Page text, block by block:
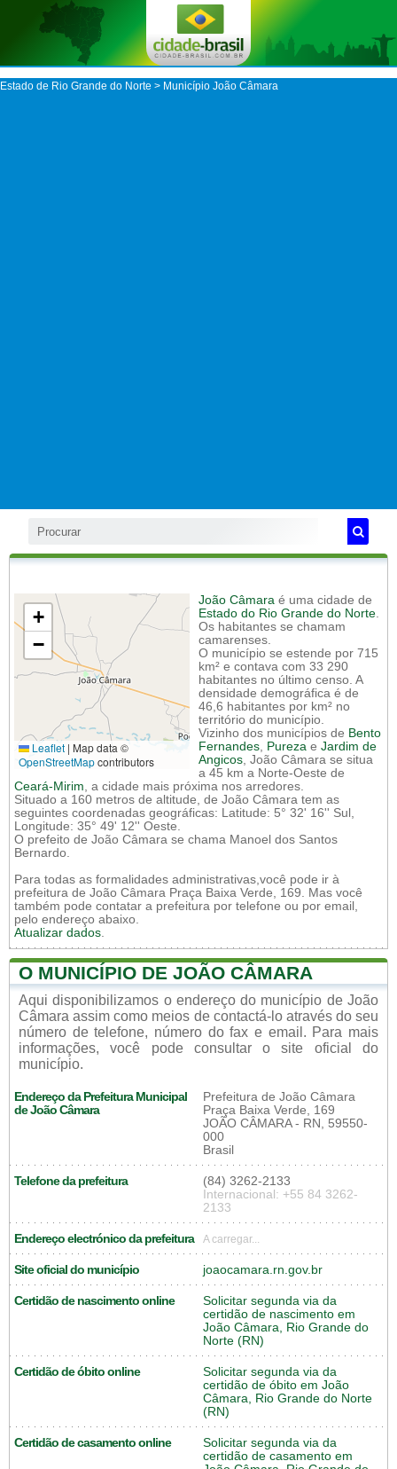
Estado de Rio Grande do Norte > Município João Câmara
+
−
Leaflet | Map data ©
OpenStreetMapcontributors
João Câmara é uma cidade de
Estado do Rio Grande do Norte.
Os habitantes se chamam
camarenses.
O município se estende por 715
km² e contava com 33 290
habitantes no último censo. A
densidade demográfica é de
46,6 habitantes por km² no
território do município.
Vizinho dos municípios de Bento
Fernandes, Pureza e Jardim de
Angicos, João Câmara se situa
a 45 km a Norte-Oeste de
Ceará-Mirim, a cidade mais próxima nos arredores.
Situado a 160 metros de altitude, de João Câmara tem as
seguintes coordenadas geográficas: Latitude: 5° 32' 16'' Sul,
Longitude: 35° 49' 12'' Oeste.
O prefeito de João Câmara se chama Manoel dos Santos
Bernardo.
Para todas as formalidades administrativas,você pode ir à
prefeitura de João Câmara Praça Baixa Verde, 169. Mas você
também pode contatar a prefeitura por telefone ou por email,
pelo endereço abaixo.
Atualizar dados.
O MUNICÍPIO DE JOÃO CÂMARA
Aqui disponibilizamos o endereço do município de João
Câmara assim como meios de contactá-lo através do seu
número de telefone, número do fax e email. Para mais
informações, você pode consultar o site oficial do
município.
Endereço da Prefeitura Municipal
de João Câmara
Prefeitura de João Câmara
Praça Baixa Verde, 169
JOÃO CÂMARA - RN, 59550-
000
Brasil
Telefone da prefeitura
(84) 3262-2133
Internacional: +55 84 3262-
2133
Endereço electrónico da prefeitura A carregar...
Site oficial do município joaocamara.rn.gov.br
Certidão de nascimento online
Solicitar segunda via da
certidão de nascimento em
João Câmara, Rio Grande do
Norte (RN)
Certidão de óbito online
Solicitar segunda via da
certidão de óbito em João
Câmara, Rio Grande do Norte
(RN)
Certidão de casamento online
Solicitar segunda via da
certidão de casamento em